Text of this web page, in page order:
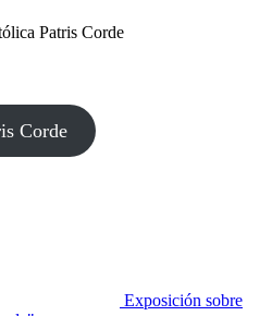
Patris Corde
Corde
Exposición sobre